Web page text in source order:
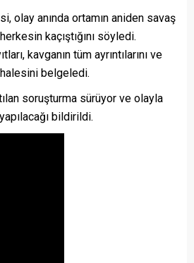
olay anında ortamın aniden savaş
kaçıştığını söyledi.
kavganın tüm ayrıntılarını ve
belgeledi.
soruşturma sürüyor ve olayla
bildirildi.